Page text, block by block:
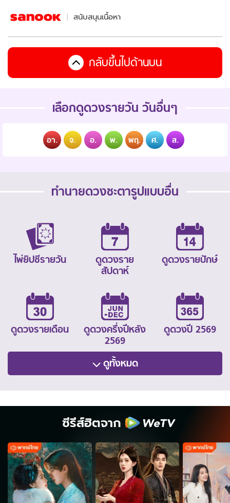
สนับสนุนเนื้อหา
กลับขึ้นไปด้านบน
เลือกดูดวงรายวัน วันอื่นๆ
อา. จ. อ. พ. พฤ. ศ. ส.
ทำนายดวงชะตารูปแบบอื่น
ไพ่ยิปซีรายวัน
ดูดวงราย
สัปดาห์
ดูดวงรายปักษ์
ดูดวงรายเดือน
ดูดวงครึ่งปีหลัง
2569
ดูดวงปี 2569
ดูทั้งหมด
ซีรีส์ฮิตจาก